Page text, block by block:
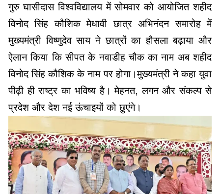
गुरु घासीदास विश्वविद्यालय में सोमवार को आयोजित शहीद
विनोद सिंह कौशिक मेधावी छात्र अभिनंदन समारोह में
मुख्यमंत्री विष्णुदेव साय ने छात्रों का हौसला बढ़ाया और
ऐलान किया कि सीपत के नवाडीह चौक का नाम अब शहीद
विनोद सिंह कौशिक के नाम पर होगा।मुख्यमंत्री ने कहा युवा
पीढ़ी ही राष्ट्र का भविष्य है। मेहनत, लगन और संकल्प से
प्रदेश और देश नई ऊंचाइयों को छुएंगे।